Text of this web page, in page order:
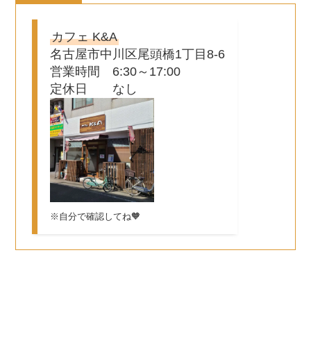
カフェ K&A
名古屋市中川区尾頭橋1丁目8-6
営業時間 6:30～17:00
定休日 なし
※自分で確認してね🧡